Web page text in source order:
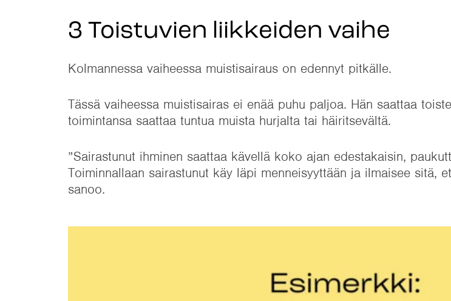
3 Toistuvien liikkeiden vaihe
Kolmannessa vaiheessa muistisairaus on edennyt pitkälle.
Tässä vaiheessa muistisairas ei enää puhu paljoa. Hän saattaa
toimintansa saattaa tuntua muista hurjalta tai häiritsevältä.
”Sairastunut ihminen saattaa kävellä koko ajan edestakaisin,
Toiminnallaan sairastunut käy läpi menneisyyttään ja ilmaisee sitä,
sanoo.